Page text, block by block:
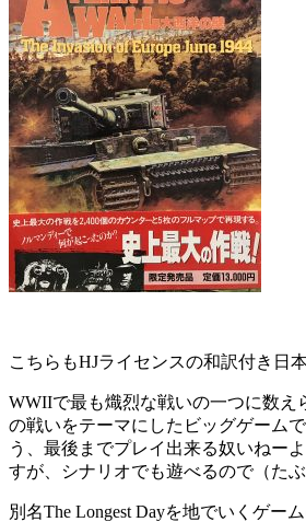
こちらもHJライセンスの和訳付き日
WWIIで最も熾烈な戦いの一つに数え
の戦いをテーマにしたビッグゲーム
う、最後までプレイ出来る奴いねー
すが、シナリオでも遊べるので（たぶ
別名The Longest Dayを地でいくゲー